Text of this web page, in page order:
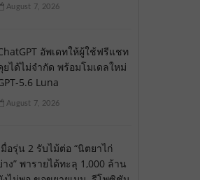
August 7, 2026
อัพเดทให้ผู้ใช้ฟรีแชท
ยได้ไม่จำกัด พร้อมโมเดลใหม่
5.6 Luna
August 7, 2026
มื่อรุ่น 2 รับไม้ต่อ “นิตยาไก่
าง” พารายได้ทะลุ 1,000 ล้าน